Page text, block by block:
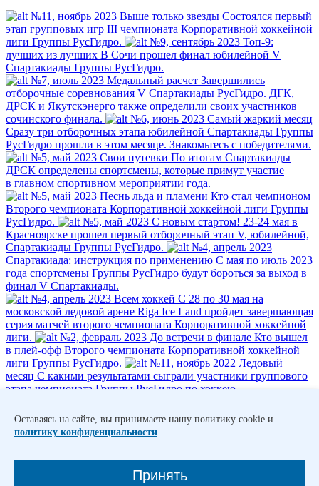
№11, ноябрь 2023 Выше только звезды Состоялся первый
этап групповых игр III чемпионата Корпоративной хоккейной
лиги Группы РусГидро.
№9, сентябрь 2023 Топ-9:
лучших из лучших В Сочи прошел финал юбилейной V
Спартакиады Группы РусГидро.
№7, июль 2023 Медальный расчет Завершились
отборочные соревнования V Спартакиады РусГидро. ДГК,
ДРСК и Якутскэнерго также определили своих участников
сочинского финала.
№6, июнь 2023 Самый жаркий месяц
Сразу три отборочных этапа юбилейной Спартакиады Группы
РусГидро прошли в этом месяце. Знакомьтесь с победителями.
№5, май 2023 Свои путевки По итогам Спартакиады
ДРСК определены спортсмены, которые примут участие
в главном спортивном мероприятии года.
№5, май 2023 Песнь льда и пламени Кто стал чемпионом
Второго чемпионата Корпоративной хоккейной лиги Группы
РусГидро.
№5, май 2023 С новым стартом! 23-24 мая в
Красноярске прошел первый отборочный этап V, юбилейной,
Спартакиады Группы РусГидро.
№4, апрель 2023
Спартакиада: инструкция по применению С мая по июль 2023
года спортсмены Группы РусГидро будут бороться за выход в
финал V Спартакиады.
№4, апрель 2023 Всем хоккей С 28 по 30 мая на
московской ледовой арене Riga Ice Land пройдет завершающая
серия матчей второго чемпионата Корпоративной хоккейной
лиги.
№2, февраль 2023 До встречи в финале Кто вышел
в плей-офф Второго чемпионата Корпоративной хоккейной
лиги Группы РусГидро.
№11, ноябрь 2022 Ледовый
месяц С какими результатами сыграли участники группового
этапа чемпионата Группы РусГидро по хоккею.
2
3
5
Оставаясь на сайте, вы принимаете нашу политику cookie и
политику конфиденциальности
Принять